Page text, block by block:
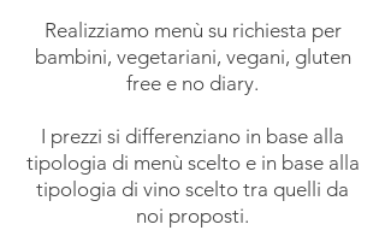
Realizziamo menù su richiesta per
bambini, vegetariani, vegani, gluten
free e no diary.
I prezzi si differenziano in base alla
tipologia di menù scelto e in base alla
tipologia di vino scelto tra quelli da
noi proposti.